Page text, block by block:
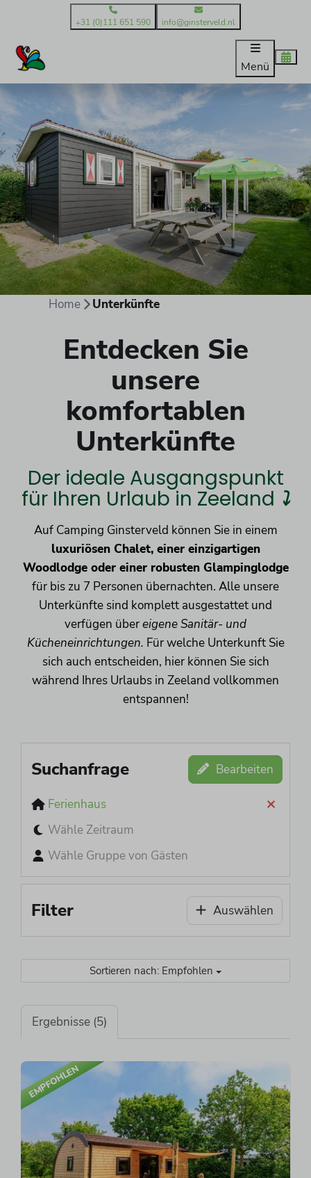
+31 (0)111 651 590 info@ginsterveld.nl
Menü
Home Unterkünfte
Entdecken Sie
unsere
komfortablen
Unterkünfte
Der ideale Ausgangspunkt
für Ihren Urlaub in Zeeland ⤵
Auf Camping Ginsterveld können Sie in einem
luxuriösen Chalet, einer einzigartigen
Woodlodge oder einer robusten Glampinglodge
für bis zu 7 Personen übernachten. Alle unsere
Unterkünfte sind komplett ausgestattet und
verfügen übereigene Sanitär- und
Kücheneinrichtungen. Für welche Unterkunft Sie
sich auch entscheiden, hier können Sie sich
während Ihres Urlaubs in Zeeland vollkommen
entspannen!
Suchanfrage Bearbeiten
Ferienhaus
Wähle Zeitraum
Wähle Gruppe von Gästen
Filter Auswählen
Sortieren nach: Empfohlen
Ergebnisse (5)
EMPFOHLEN